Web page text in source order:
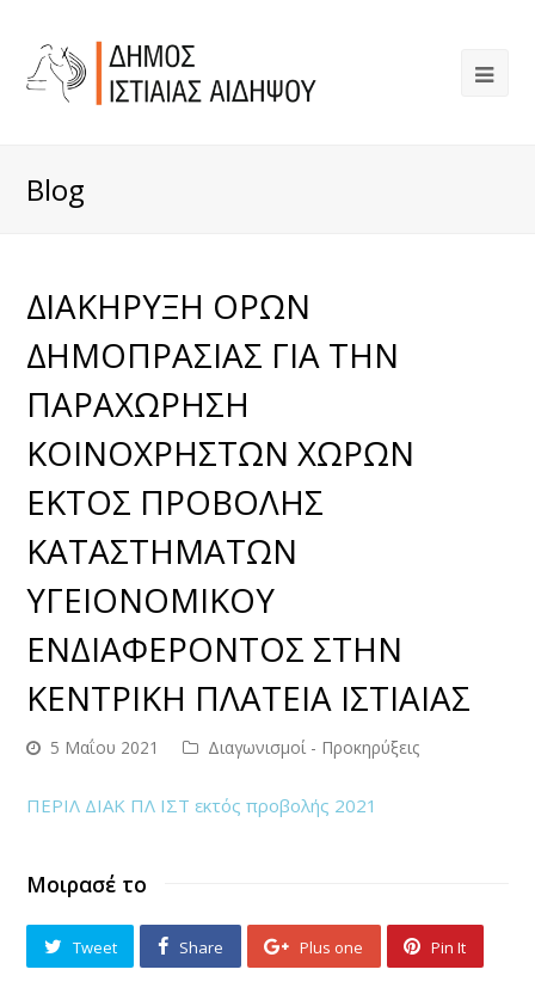
Blog
∆ΙΑΚΗΡΥΞΗ ΟΡΩΝ
∆ΗΜΟΠΡΑΣΙΑΣ ΓΙΑ ΤΗΝ
ΠΑΡΑΧΩΡΗΣΗ
ΚΟΙΝΟΧΡΗΣΤΩΝ ΧΩΡΩΝ
ΕΚΤΟΣ ΠΡΟΒΟΛΗΣ
ΚΑΤΑΣΤΗΜΑΤΩΝ
ΥΓΕΙΟΝΟΜΙΚΟΥ
ΕΝΔΙΑΦΕΡΟΝΤΟΣ ΣΤΗΝ
ΚΕΝΤΡΙΚΗ ΠΛΑΤΕΙΑ ΙΣΤΙΑΙΑΣ
5 Μαΐου 2021 Διαγωνισμοί - Προκηρύξεις
ΠΕΡΙΛ ΔΙΑΚ ΠΛ ΙΣΤ εκτός προβολής 2021
Μοιρασέ το
Tweet Share Plus one Pin It